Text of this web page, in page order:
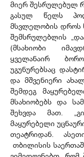
მიერ შესრულებულ
გასულ წელს
მსვლელობის დროს
შემსრულებლის
(მსახიობი
ყველანაირ
უგუნურებსაც
და მშვენიერი
შემდეგ
მსახიობებს და
შეხვდა მათ.
მაყურებელი
თეატრიდან.
თბილისის